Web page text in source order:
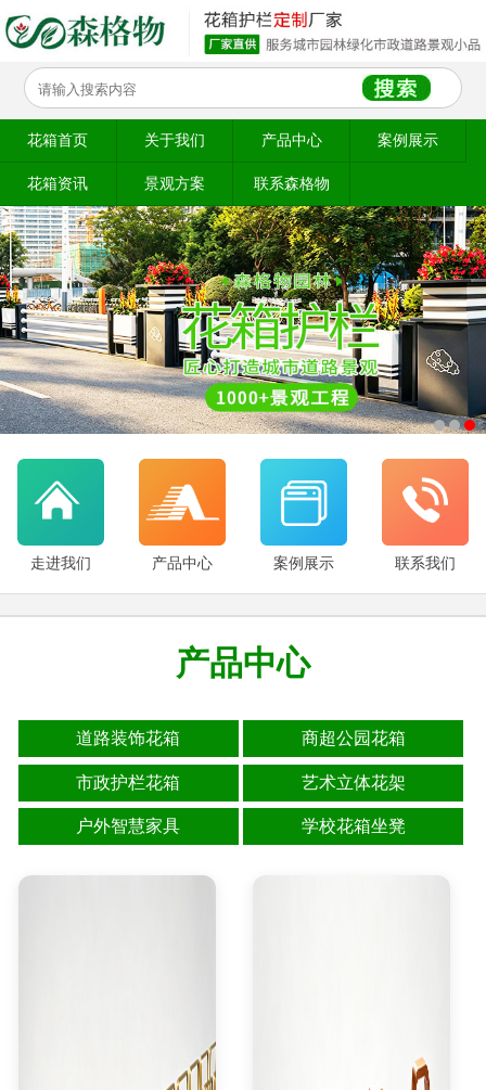
花箱首页 关于我们 产品中心 案例展示
花箱资讯 景观方案 联系森格物
走进我们 产品中心 案例展示 联系我们
产品中心
道路装饰花箱 商超公园花箱
市政护栏花箱 艺术立体花架
户外智慧家具 学校花箱坐凳